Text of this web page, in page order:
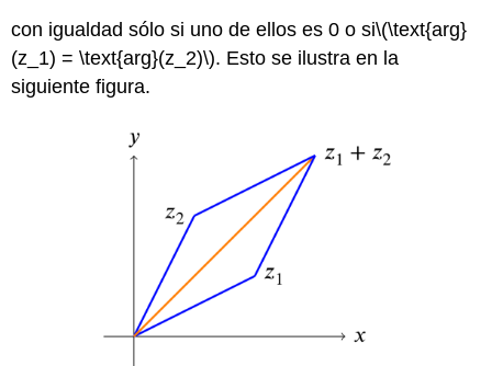
con igualdad sólo si uno de ellos es 0 o si\(\text{arg}
(z_1) = \text{arg}(z_2)\). Esto se ilustra en la
siguiente figura.